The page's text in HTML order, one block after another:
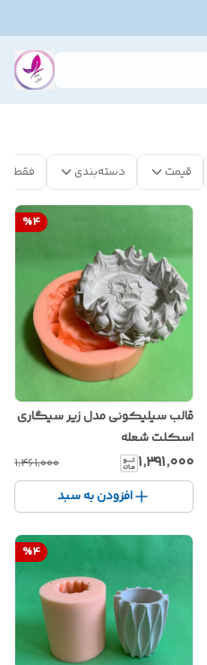
قیمت دسته‌بندی فقط
%4
قالب سیلیکونی مدل زیر سیگاری
اسکلت شعله
۱٬۳۹۱٬۰۰۰ ۱٬۴۶۱٬۰۰۰
افزودن به سبد
%4